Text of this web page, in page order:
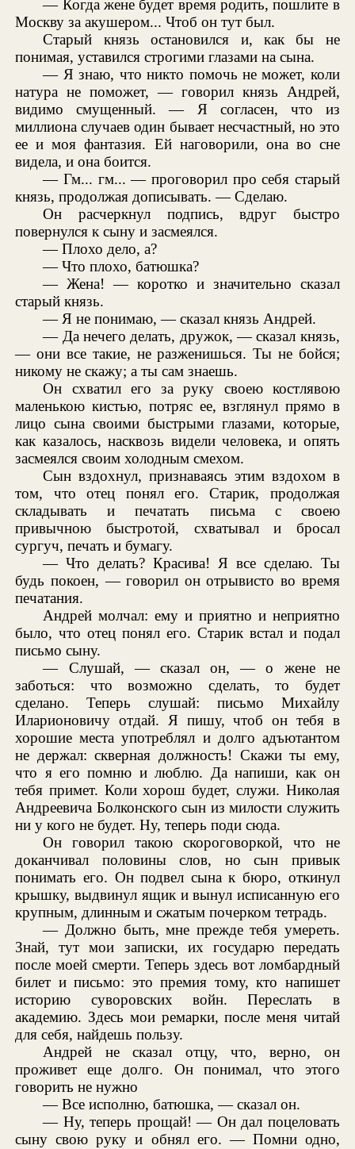
— Когда жене будет время родить, пошлите в
Москву за акушером... Чтоб он тут был.
Старый князь остановился и, как бы не
понимая, уставился строгими глазами на сына.
— Я знаю, что никто помочь не может, коли
натура не поможет, — говорил князь Андрей,
видимо смущенный. — Я согласен, что из
миллиона случаев один бывает несчастный, но это
ее и моя фантазия. Ей наговорили, она во сне
видела, и она боится.
— Гм... гм... — проговорил про себя старый
князь, продолжая дописывать. — Сделаю.
Он расчеркнул подпись, вдруг быстро
повернулся к сыну и засмеялся.
— Плохо дело, а?
— Что плохо, батюшка?
— Жена! — коротко и значительно сказал
старый князь.
— Я не понимаю, — сказал князь Андрей.
— Да нечего делать, дружок, — сказал князь,
— они все такие, не разженишься. Ты не бойся;
никому не скажу; а ты сам знаешь.
Он схватил его за руку своею костлявою
маленькою кистью, потряс ее, взглянул прямо в
лицо сына своими быстрыми глазами, которые,
как казалось, насквозь видели человека, и опять
засмеялся своим холодным смехом.
Сын вздохнул, признаваясь этим вздохом в
том, что отец понял его. Старик, продолжая
складывать и печатать письма с своею
привычною быстротой, схватывал и бросал
сургуч, печать и бумагу.
— Что делать? Красива! Я все сделаю. Ты
будь покоен, — говорил он отрывисто во время
печатания.
Андрей молчал: ему и приятно и неприятно
было, что отец понял его. Старик встал и подал
письмо сыну.
— Слушай, — сказал он, — о жене не
заботься: что возможно сделать, то будет
сделано. Теперь слушай: письмо Михайлу
Иларионовичу отдай. Я пишу, чтоб он тебя в
хорошие места употреблял и долго адъютантом
не держал: скверная должность! Скажи ты ему,
что я его помню и люблю. Да напиши, как он
тебя примет. Коли хорош будет, служи. Николая
Андреевича Болконского сын из милости служить
ни у кого не будет. Ну, теперь поди сюда.
Он говорил такою скороговоркой, что не
доканчивал половины слов, но сын привык
понимать его. Он подвел сына к бюро, откинул
крышку, выдвинул ящик и вынул исписанную его
крупным, длинным и сжатым почерком тетрадь.
— Должно быть, мне прежде тебя умереть.
Знай, тут мои записки, их государю передать
после моей смерти. Теперь здесь вот ломбардный
билет и письмо: это премия тому, кто напишет
историю суворовских войн. Переслать в
академию. Здесь мои ремарки, после меня читай
для себя, найдешь пользу.
Андрей не сказал отцу, что, верно, он
проживет еще долго. Он понимал, что этого
говорить не нужно
— Все исполню, батюшка, — сказал он.
— Ну, теперь прощай! — Он дал поцеловать
сыну свою руку и обнял его. — Помни одно,